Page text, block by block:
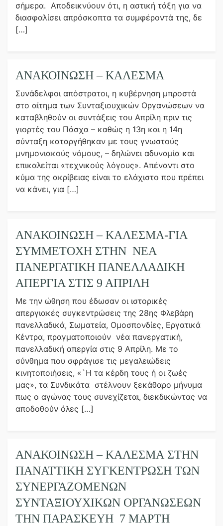
σήμερα. Αποδεικνύουν ότι, η αστική τάξη για να
διασφαλίσει απρόσκοπτα τα συμφέροντά της, δε
[…]
ΑΝΑΚΟΙΝΩΣΗ – ΚΑΛΕΣΜΑ
Συνάδελφοι απόστρατοι, η κυβέρνηση μπροστά
στο αίτημα των Συνταξιουχικών Οργανώσεων να
καταβληθούν οι συντάξεις του Απρίλη πριν τις
γιορτές του Πάσχα – καθώς η 13η και η 14η
σύνταξη καταργήθηκαν με τους γνωστούς
μνημονιακούς νόμους, – δηλώνει αδυναμία και
επικαλείται «τεχνικούς λόγους». Απέναντι στο
κύμα της ακρίβειας είναι το ελάχιστο που πρέπει
να κάνει, για […]
ΑΝΑΚΟΙΝΩΣΗ – ΚΑΛΕΣΜΑ-ΓΙΑ
ΣΥΜΜΕΤΟΧΉ ΣΤΗΝ ΝΈΑ
ΠΑΝΕΡΓΑΤΙΚΉ ΠΑΝΕΛΛΑΔΙΚΉ
ΑΠΕΡΓΊΑ ΣΤΙΣ 9 ΑΠΡΊΛΗ
Με την ώθηση που έδωσαν οι ιστορικές
απεργιακές συγκεντρώσεις της 28ης Φλεβάρη
πανελλαδικά, Σωματεία, Ομοσπονδίες, Εργατικά
Κέντρα, πραγματοποιούν νέα πανεργατική,
πανελλαδική απεργία στις 9 Απρίλη. Με το
σύνθημα που σφράγισε τις μεγαλειώδεις
κινητοποιήσεις, «`Η τα κέρδη τους ή οι ζωές
μας», τα Συνδικάτα στέλνουν ξεκάθαρο μήνυμα
πως ο αγώνας τους συνεχίζεται, διεκδικώντας να
αποδοθούν όλες […]
ΑΝΑΚΟΙΝΩΣΗ – ΚΑΛΕΣΜΑ ΣΤΗΝ
ΠΑΝΑΤΤΙΚΉ ΣΥΓΚΈΝΤΡΩΣΗ ΤΩΝ
ΣΥΝΕΡΓΑΖΌΜΕΝΩΝ
ΣΥΝΤΑΞΙΟΥΧΙΚΏΝ ΟΡΓΑΝΏΣΕΩΝ
ΤΗΝ ΠΑΡΑΣΚΕΥΉ 7 ΜΆΡΤΗ